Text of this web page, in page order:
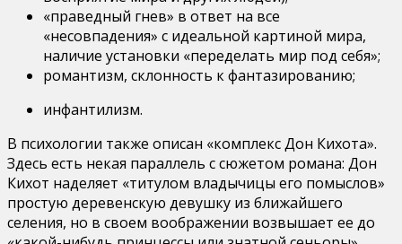
«праведный гнев» в ответ на все
«несовпадения» с идеальной картиной мира,
наличие установки «переделать мир под себя»;
романтизм, склонность к фантазированию;
инфантилизм.
В психологии также описан «комплекс Дон Кихота».
Здесь есть некая параллель с сюжетом романа: Дон
Кихот наделяет «титулом владычицы его помыслов»
простую деревенскую девушку из ближайшего
селения, но в своем воображении возвышает ее до